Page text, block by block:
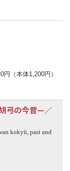
円（本体1,200円）
弓の今昔—／
kokyū, past and